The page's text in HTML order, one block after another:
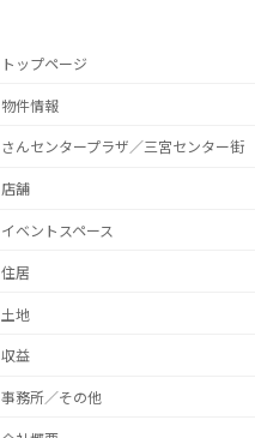
トップページ
物件情報
さんセンタープラザ／三宮センター街
店舗
イベントスペース
住居
土地
収益
事務所／その他